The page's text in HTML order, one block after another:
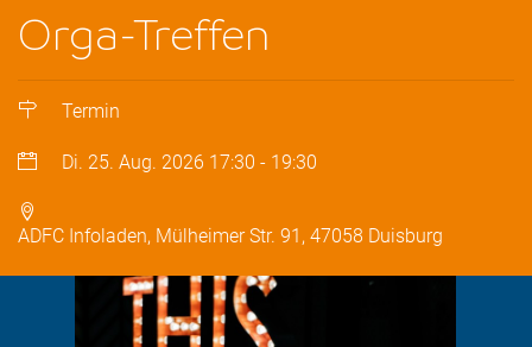
Orga-Treffen
Termin
Di. 25. Aug. 2026 17:30 - 19:30
ADFC Infoladen, Mülheimer Str. 91, 47058 Duisburg